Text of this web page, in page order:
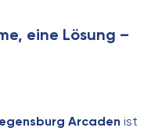
eine Lösung –
Arcaden ist